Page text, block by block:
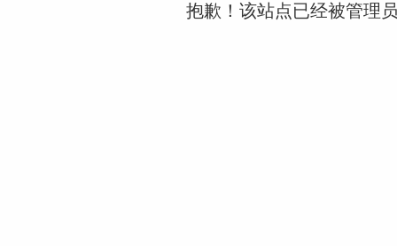
抱歉！该站点已经被管理